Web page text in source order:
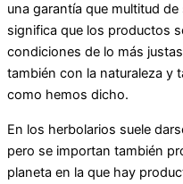
una garantía que multitud
significa que los productos
condiciones de lo más
también con la naturaleza y
como hemos dicho.
En los herbolarios suele
pero se importan también
planeta en la que hay